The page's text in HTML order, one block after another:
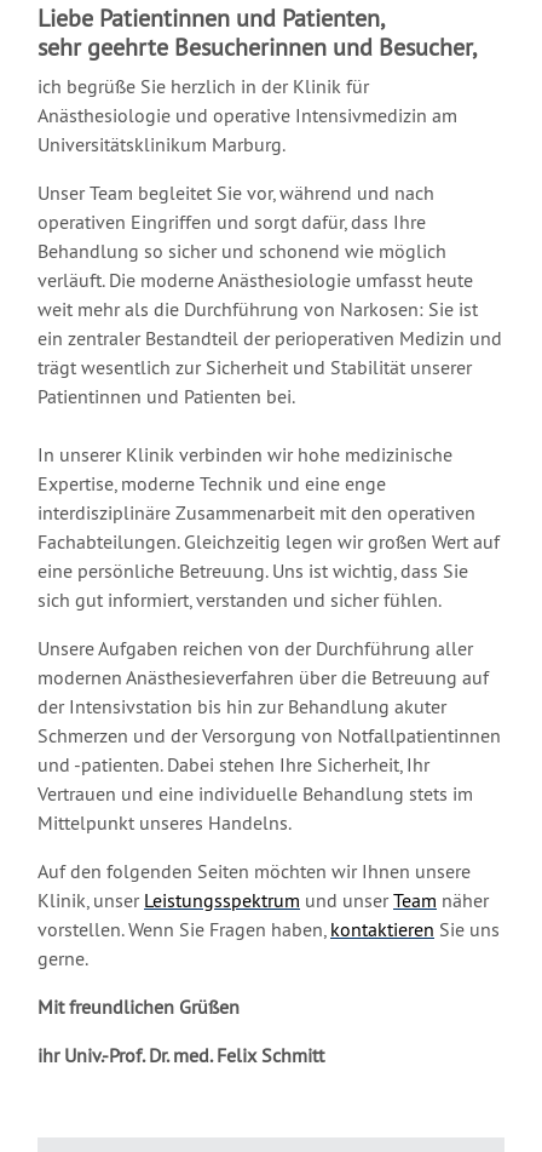
Liebe Patientinnen und Patienten,
sehr geehrte Besucherinnen und Besucher,
ich begrüße Sie herzlich in der Klinik für
Anästhesiologie und operative Intensivmedizin am
Universitätsklinikum Marburg.
Unser Team begleitet Sie vor, während und nach
operativen Eingriffen und sorgt dafür, dass Ihre
Behandlung so sicher und schonend wie möglich
verläuft. Die moderne Anästhesiologie umfasst heute
weit mehr als die Durchführung von Narkosen: Sie ist
ein zentraler Bestandteil der perioperativen Medizin und
trägt wesentlich zur Sicherheit und Stabilität unserer
Patientinnen und Patienten bei.
In unserer Klinik verbinden wir hohe medizinische
Expertise, moderne Technik und eine enge
interdisziplinäre Zusammenarbeit mit den operativen
Fachabteilungen. Gleichzeitig legen wir großen Wert auf
eine persönliche Betreuung. Uns ist wichtig, dass Sie
sich gut informiert, verstanden und sicher fühlen.
Unsere Aufgaben reichen von der Durchführung aller
modernen Anästhesieverfahren über die Betreuung auf
der Intensivstation bis hin zur Behandlung akuter
Schmerzen und der Versorgung von Notfallpatientinnen
und -patienten. Dabei stehen Ihre Sicherheit, Ihr
Vertrauen und eine individuelle Behandlung stets im
Mittelpunkt unseres Handelns.
Auf den folgenden Seiten möchten wir Ihnen unsere
Klinik, unser Leistungsspektrum und unserTeam näher
vorstellen. Wenn Sie Fragen haben, kontaktieren Sie uns
gerne.
Mit freundlichen Grüßen
ihr Univ.-Prof. Dr. med. Felix Schmitt